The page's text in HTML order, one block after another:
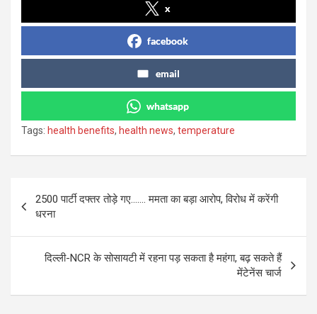
x
facebook
email
whatsapp
Tags: health benefits, health news, temperature
navigation
2500 पार्टी दफ्तर तोड़े गए……. ममता का बड़ा आरोप, विरोध में करेंगी
धरना
दिल्ली-NCR के सोसायटी में रहना पड़ सकता है महंगा, बढ़ सकते हैं
मेंटेनेंस चार्ज